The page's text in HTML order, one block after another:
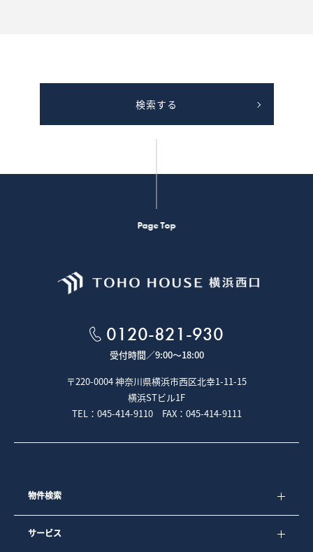
検索する
Page Top
0120-821-930
受付時間／9:00～18:00
〒220-0004 神奈川県横浜市西区北幸1-11-15
横浜STビル1F
TEL：045-414-9110 FAX：045-414-9111
物件検索
サービス